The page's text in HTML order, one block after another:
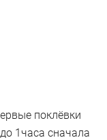
поклёвки
1часа сначала